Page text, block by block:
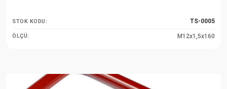
STOK KODU: TS-0005
ÖLÇÜ: M12x1,5x160